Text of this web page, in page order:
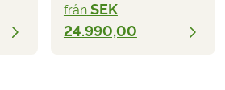
från SEK
24.990,00